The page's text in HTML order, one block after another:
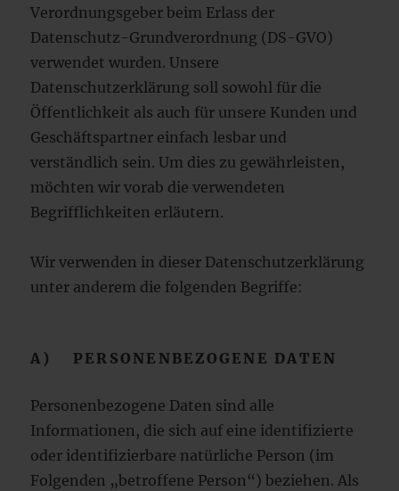
Verordnungsgeber beim Erlass der
Datenschutz-Grundverordnung (DS-GVO)
verwendet wurden. Unsere
Datenschutzerklärung soll sowohl für die
Öffentlichkeit als auch für unsere Kunden und
Geschäftspartner einfach lesbar und
verständlich sein. Um dies zu gewährleisten,
möchten wir vorab die verwendeten
Begrifflichkeiten erläutern.
Wir verwenden in dieser Datenschutzerklärung
unter anderem die folgenden Begriffe:
A) PERSONENBEZOGENE DATEN
Personenbezogene Daten sind alle
Informationen, die sich auf eine identifizierte
oder identifizierbare natürliche Person (im
Folgenden „betroffene Person“) beziehen. Als